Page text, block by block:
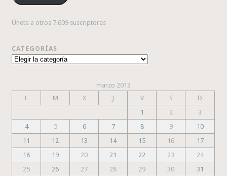
Únete a otros 7.609 suscriptores
CATEGORÍAS
Categorías
marzo 2013
L
M X J V S
D
1
2
3
4
5 6 7 8 9
10
11
12 13 14 15 16
17
18
19 20 21 22 23
24
25
26 27 28 29 30 31